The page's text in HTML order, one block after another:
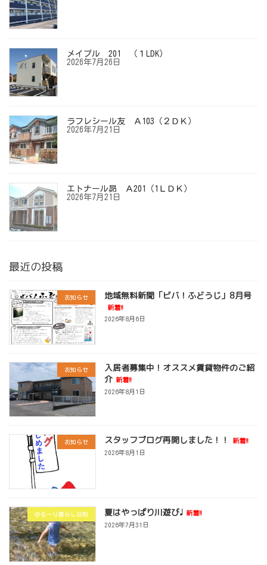
メイプル 201 （１LDK）
2026年7月26日
ラフレシール友 Ａ103（２ＤＫ）
2026年7月21日
エトナール昴 Ａ201（1ＬＤＫ）
2026年7月21日
最近の投稿
お知らせ 地域無料新聞「ビバ！ふどうじ」8月号
新着!!
2026年8月6日
お知らせ
入居者募集中！オススメ賃貸物件のご紹
介 新着!!
2026年8月1日
お知らせ スタッフブログ再開しました！！ 新着!!
2026年8月1日
ゆる～り暮らし日和 夏はやっぱり川遊び♩ 新着!!
2026年7月31日